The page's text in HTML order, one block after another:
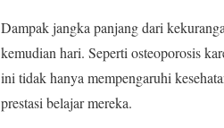
Dampak jangka panjang dari
kemudian hari. Seperti osteoporosis
ini tidak hanya mempengaruhi
prestasi belajar mereka.